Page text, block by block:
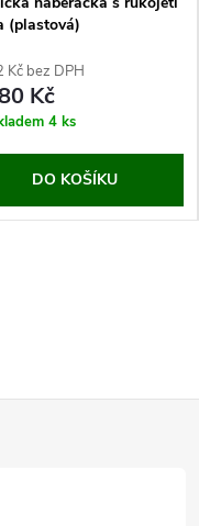
(plastová)
Kč bez DPH
Kč
4 ks
DO KOŠÍKU